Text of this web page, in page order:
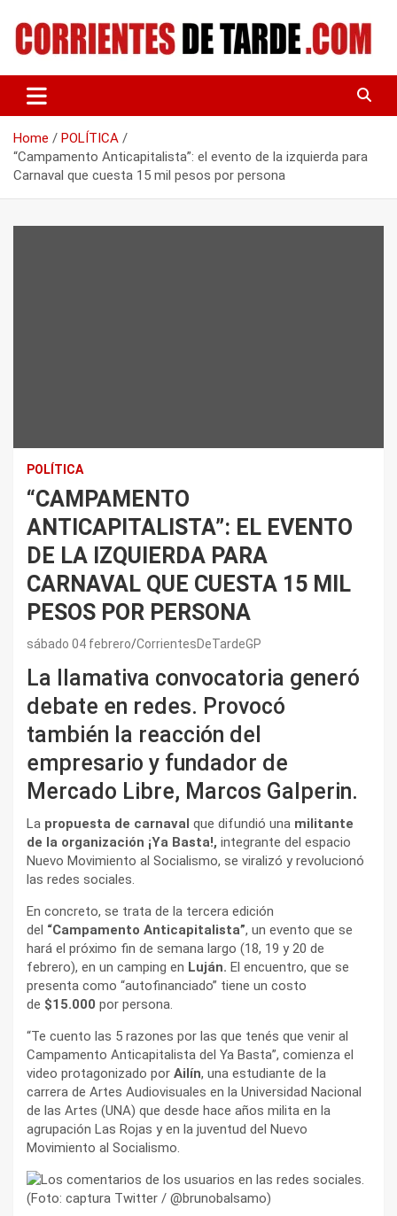
content
CORRIENTES DE TARDE
Home
POLÍTICA
“Campamento Anticapitalista”: el evento de la izquierda para
Carnaval que cuesta 15 mil pesos por persona
POLÍTICA
“CAMPAMENTO
ANTICAPITALISTA”: EL EVENTO
DE LA IZQUIERDA PARA
CARNAVAL QUE CUESTA 15 MIL
PESOS POR PERSONA
sábado 04 febrero CorrientesDeTardeGP
La llamativa convocatoria generó
debate en redes. Provocó
también la reacción del
empresario y fundador de
Mercado Libre, Marcos Galperin.
La propuesta de carnaval que difundió una militante
de la organización ¡Ya Basta!, integrante del espacio
Nuevo Movimiento al Socialismo, se viralizó y revolucionó
las redes sociales.
En concreto, se trata de la tercera edición
del “Campamento Anticapitalista”, un evento que se
hará el próximo fin de semana largo (18, 19 y 20 de
febrero), en un camping en Luján. El encuentro, que se
presenta como “autofinanciado” tiene un costo
de $15.000 por persona.
“Te cuento las 5 razones por las que tenés que venir al
Campamento Anticapitalista del Ya Basta”, comienza el
video protagonizado por Ailín, una estudiante de la
carrera de Artes Audiovisuales en la Universidad Nacional
de las Artes (UNA) que desde hace años milita en la
agrupación Las Rojas y en la juventud del Nuevo
Movimiento al Socialismo.